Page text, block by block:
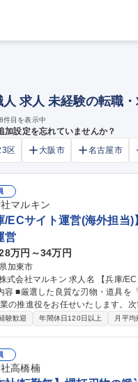
人 求人 未経験の転職
件目を表示中
加設定を忘れていませんか？
区
大阪市 名古屋市
マルキン
/ECサイト運営(海外担
営
万円～34万円
加東市
庫/ECサイト運営(海外担当)】転勤無/創業75年の刃物卸×伝統を繋ぐ次世代
容 ■厳選した良質な刃物・道具を
推進役をお任せいたします。次世代のポテン
営管理■アメリカAmazonでの販
ド認知の拡大※業務領域は多岐
験歓迎 年間休日120日以上 月平
高橋楠